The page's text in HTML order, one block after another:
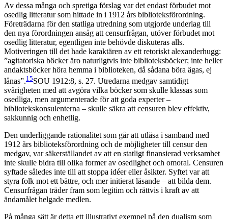
Av dessa många och spretiga förslag var det endast förbudet mot
osedlig litteratur som hittade in i 1912 års biblioteksförordning.
Företrädarna för den statliga utredning som utgjorde underlag till
den nya förordningen ansåg att censurfrågan, utöver förbudet mot
osedlig litteratur, egentligen inte behövde diskuteras alls.
Motiveringen till det hade karaktären av ett retoriskt alexanderhugg:
”agitatoriska böcker äro naturligtvis inte biblioteksböcker; inte heller
andaktsböcker höra hemma i biblioteken, då sådana böra ägas, ej
lånas”.15SOU 1912:8, s. 27. Utredarna medgav samtidigt
svårigheten med att avgöra vilka böcker som skulle klassas som
osedliga, men argumenterade för att goda experter –
bibliotekskonsulenterna – skulle säkra att censuren blev effektiv,
sakkunnig och enhetlig.
Den underliggande rationalitet som går att utläsa i samband med
1912 års biblioteksförordning och de möjligheter till censur den
medgav, var säkerställandet av att en statligt finansierad verksamhet
inte skulle bidra till olika former av osedlighet och omoral. Censuren
syftade således inte till att stoppa idéer eller åsikter. Syftet var att
styra folk mot ett bättre, och mer initierat läsande – att bilda dem.
Censurfrågan träder fram som legitim och rättvis i kraft av att
ändamålet helgade medlen.
På många sätt är detta ett illustrativt exempel på den dualism som